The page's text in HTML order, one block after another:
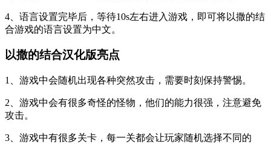
4、语言设置完毕后，等待10s左右进入游戏，即可将以撒的结
合游戏的语言设置为中文。
以撒的结合汉化版亮点
1、游戏中会随机出现各种突然攻击，需要时刻保持警惕。
2、游戏中会有很多奇怪的怪物，他们的能力很强，注意避免
攻击。
3、游戏中有很多关卡，每一关都会让玩家随机选择不同的